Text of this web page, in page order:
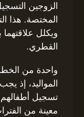
الزوجين
المختصة. هذا
ويكلل
القطري.
واحدة من
المواليد، إذ
تسجيل
معينة من